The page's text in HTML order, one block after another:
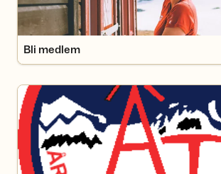
Bli medlem
Lokalt medlemsskap